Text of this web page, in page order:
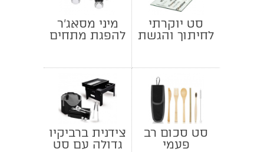
סט יוקרתי
לחיתוך והגשת
מיני מסאג'ר
להפגת מתחים
סט סכום רב
פעמי
צידנית ברביקיו
גדולה עם סט